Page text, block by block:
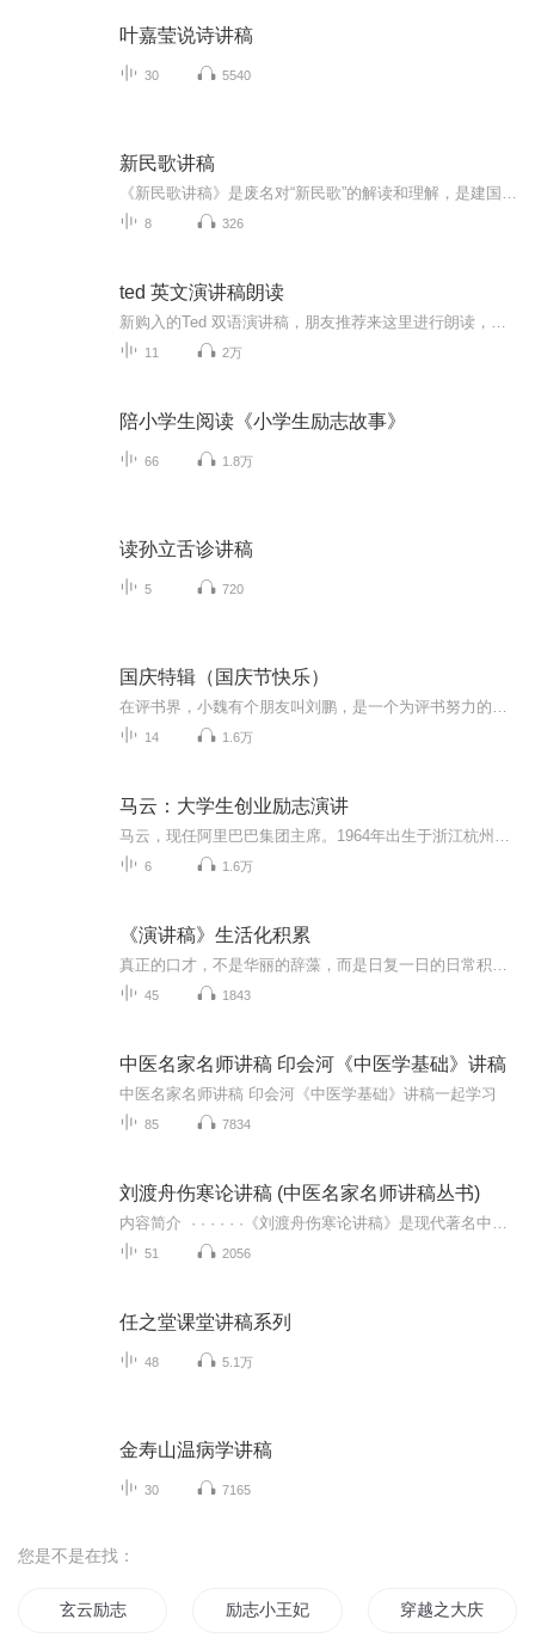
叶嘉莹说诗讲稿
30 5540
新民歌讲稿
8 326
ted 英文演讲稿朗读
11 2万
陪小学生阅读《小学生励志故事》
66 1.8万
读孙立舌诊讲稿
5 720
国庆特辑（国庆节快乐）
14 1.6万
马云：大学生创业励志演讲
6 1.6万
《演讲稿》生活化积累
45 1843
中医名家名师讲稿 印会河《中医学基础》讲稿
中医名家名师讲稿 印会河《中医学基础》讲稿一起学习
85 7834
刘渡舟伤寒论讲稿 (中医名家名师讲稿丛书)
51 2056
任之堂课堂讲稿系列
48 5.1万
金寿山温病学讲稿
30 7165
您是不是在找：
玄云励志 励志小王妃魔君大人请笑纳穿越之大庆帝国